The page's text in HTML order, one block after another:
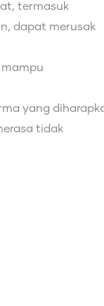
termasuk
dapat merusak
yang
tidak